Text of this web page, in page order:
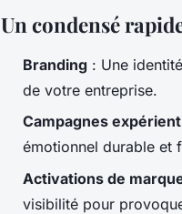
Un condensé
Branding : Une
de votre entreprise.
Campagnes
émotionnel durable et
Activations de
visibilité pour